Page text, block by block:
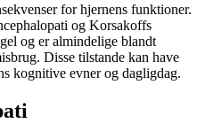
for hjernens funktioner.
og Korsakoffs
og er almindelige blandt
Disse tilstande kan have
kognitive evner og dagligdag.